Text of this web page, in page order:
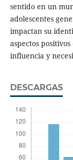
sentido en un
adolescentes
impactan su
aspectos
influencia y
DESCARGAS